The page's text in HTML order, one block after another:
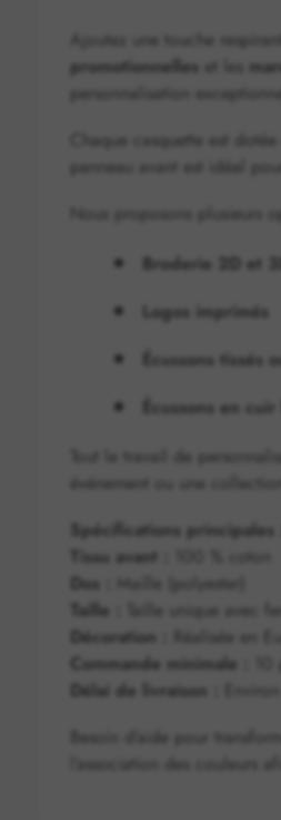
Ajoutez une touche
promotionnelles
personnalisation
Chaque casquette est dotée
panneau avant est idéal
Nous proposons plusieurs
Broderie 2D et 3D
Logos imprimés
Écussons tissés
Écussons en
Tout le travail de
événement ou une
Spécifications principales :
Tissu avant :
Dos :
Maille (polyester)
Taille :
Taille unique avec
Décoration :
Réalisée en
Commande minimale :
Délai de livraison :
Besoin d’aide pour
l’association des couleurs